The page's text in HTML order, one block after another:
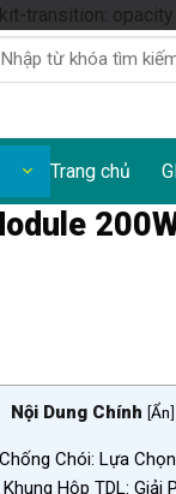
transition:
Trang chủ
Nội Dung Chính [Ẩn]
Chói: Lựa
Hộp TDL: Giải